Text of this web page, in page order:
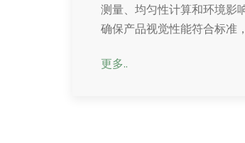
测量、均匀性计算和环境影
确保产品视觉性能符合标准
更多..